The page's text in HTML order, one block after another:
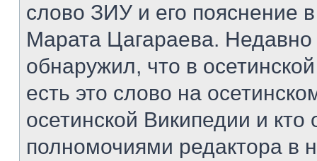
слово ЗИУ и его пояснение
Марата Цагараева. Недавно
обнаружил, что в
есть это слово на
осетинской Википедии и кто
полномочиями редактора в